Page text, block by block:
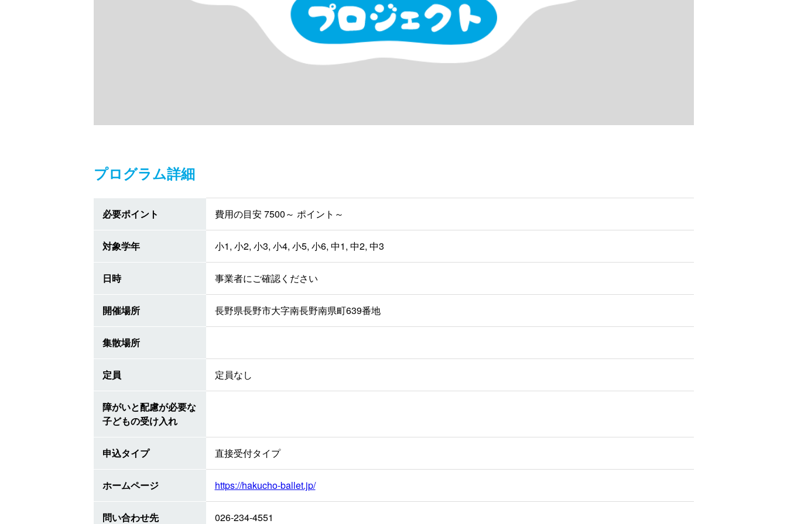
プログラム詳細
必要ポイント 費用の目安 7500～ ポイント～
対象学年 小1, 小2, 小3, 小4, 小5, 小6, 中1, 中2, 中3
日時 事業者にご確認ください
開催場所 長野県長野市大字南長野南県町639番地
集散場所
定員 定員なし
障がいと配慮が必要な
子どもの受け入れ
申込タイプ 直接受付タイプ
ホームページ https://hakucho-ballet.jp/
問い合わせ先 026-234-4551